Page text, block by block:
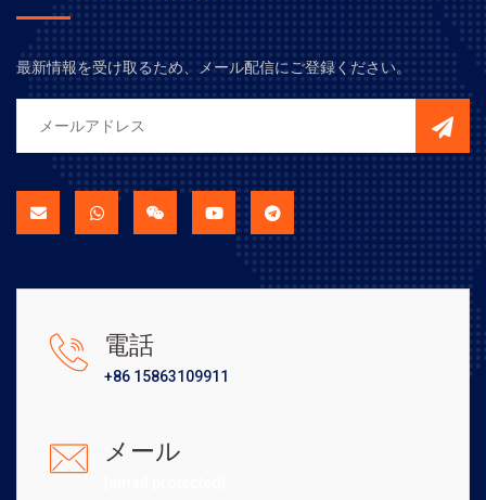
最新情報を受け取るため、メール配信にご登録ください。
電話
+86 15863109911
メール